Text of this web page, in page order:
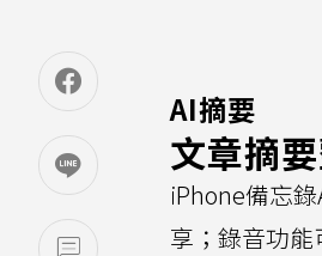
AI摘要
文章摘要
iPhone備忘
享；錄音功能